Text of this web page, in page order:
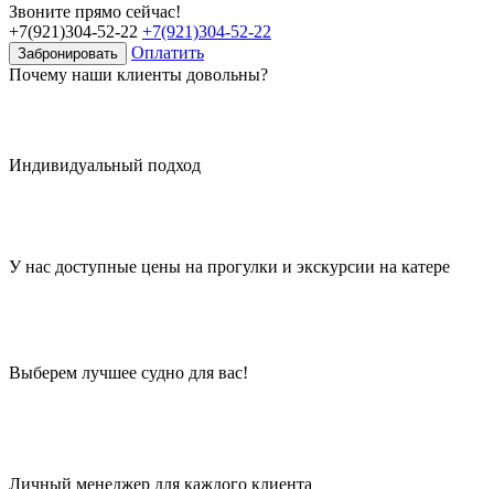
Звоните прямо сейчас!
+7(921)304-52-22 +7(921)304-52-22
Забронировать
Оплатить
Почему наши клиенты довольны?
Индивидуальный подход
У нас доступные цены на прогулки и экскурсии на катере
Выберем лучшее судно для вас!
Личный менеджер для каждого клиента